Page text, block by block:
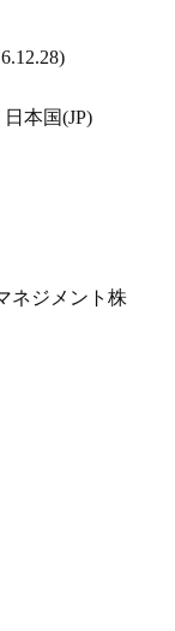
本国(JP)
ネジメント株